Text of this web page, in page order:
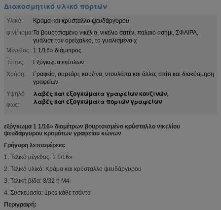
Διακοσμητικό υλικό πορτών
Υλικό:
Κράμα και κρύσταλλο ψευδάργυρου
φινίρισμα:Το βουρτσισμένο νικέλιο, νικέλιο σατέν, παλαιό ασήμι, ΣΦΑΙΡΑ,
γυάλισε τον ορείχαλκο, το γυαλισμένο χ
Μέγεθος: 1 1/16» διάμετρος
Τύπος:
Εξόγκωμα επίπλων
Χρήση:
Γραφείο, συρτάρι, κουζίνα, ντουλάπα και άλλες σπίτι και διακόσμηση
γραφείων
Υψηλό
φως:
λαβές και εξογκώματα γραφείων κουζινών,
λαβές και εξογκώματα πορτών γραφείων
εξόγκωμα 1 1/16» διαμέτρων βουρτσισμένο κρύσταλλο νικελίου
ψευδάργυρου κραμάτων γραφείου κώνων
Γρήγορη λεπτομέρεια:
1. Τελικό μέγεθος: 1 1/16»
2. Τελικό υλικό: Κράμα και κρύσταλλο ψευδάργυρου
3. Τελική βίδα: 8/32 ή M4
4. Συσκευασία: 1pcs κάθε τσάντα
Περιγραφή: